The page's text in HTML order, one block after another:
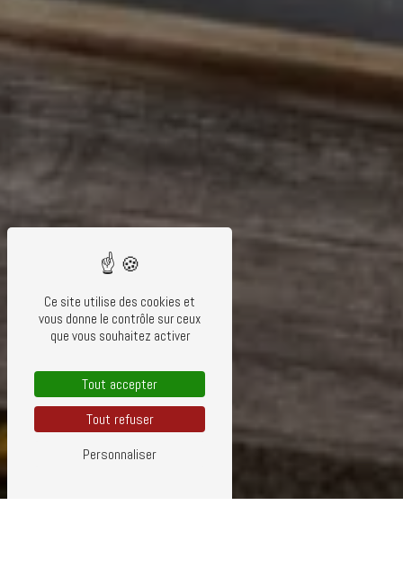
Ce site utilise des cookies et
vous donne le contrôle sur ceux
que vous souhaitez activer
Tout accepter
Tout refuser
Personnaliser